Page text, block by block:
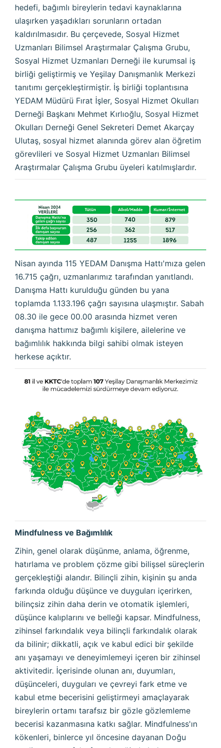
hedefi, bağımlı bireylerin tedavi kaynaklarına
ulaşırken yaşadıkları sorunların ortadan
kaldırılmasıdır. Bu çerçevede, Sosyal Hizmet
Uzmanları Bilimsel Araştırmalar Çalışma Grubu,
Sosyal Hizmet Uzmanları Derneği ile kurumsal iş
birliği geliştirmiş ve Yeşilay Danışmanlık Merkezi
tanıtımı gerçekleştirmiştir. İş birliği toplantısına
YEDAM Müdürü Fırat İşler, Sosyal Hizmet Okulları
Derneği Başkanı Mehmet Kırlıoğlu, Sosyal Hizmet
Okulları Derneği Genel Sekreteri Demet Akarçay
Ulutaş, sosyal hizmet alanında görev alan öğretim
görevlileri ve Sosyal Hizmet Uzmanları Bilimsel
Araştırmalar Çalışma Grubu üyeleri katılmışlardır.
Nisan ayında 115 YEDAM Danışma Hattı'mıza gelen
16.715 çağrı, uzmanlarımız tarafından yanıtlandı.
Danışma Hattı kurulduğu günden bu yana
toplamda 1.133.196 çağrı sayısına ulaşmıştır. Sabah
08.30 ile gece 00.00 arasında hizmet veren
danışma hattımız bağımlı kişilere, ailelerine ve
bağımlılık hakkında bilgi sahibi olmak isteyen
herkese açıktır.
Mindfulness ve Bağımlılık
Zihin, genel olarak düşünme, anlama, öğrenme,
hatırlama ve problem çözme gibi bilişsel süreçlerin
gerçekleştiği alandır. Bilinçli zihin, kişinin şu anda
farkında olduğu düşünce ve duyguları içerirken,
bilinçsiz zihin daha derin ve otomatik işlemleri,
düşünce kalıplarını ve belleği kapsar. Mindfulness,
zihinsel farkındalık veya bilinçli farkındalık olarak
da bilinir; dikkatli, açık ve kabul edici bir şekilde
anı yaşamayı ve deneyimlemeyi içeren bir zihinsel
aktivitedir. İçerisinde olunan anı, duyumları,
düşünceleri, duyguları ve çevreyi fark etme ve
kabul etme becerisini geliştirmeyi amaçlayarak
bireylerin ortamı tarafsız bir gözle gözlemleme
becerisi kazanmasına katkı sağlar. Mindfulness'ın
kökenleri, binlerce yıl öncesine dayanan Doğu